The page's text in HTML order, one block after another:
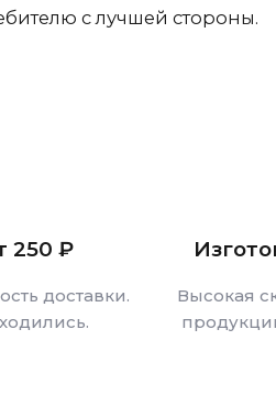
с лучшей стороны.
250 ₽
доставки.
Высокая